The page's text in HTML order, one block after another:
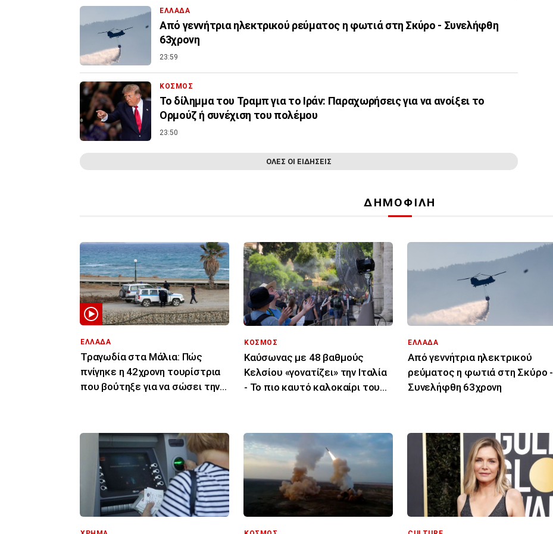
ΕΛΛΑΔΑ
Από γεννήτρια ηλεκτρικού ρεύματος η φωτιά στη Σκύρο - Συνελήφθη
63χρονη
23:59
ΚΟΣΜΟΣ
Το δίλημμα του Τραμπ για το Ιράν: Παραχωρήσεις για να ανοίξει το
Ορμούζ ή συνέχιση του πολέμου
23:50
ΟΛΕΣ ΟΙ ΕΙΔΗΣΕΙΣ
ΔΗΜΟΦΙΛΗ
ΕΛΛΑΔΑ
Τραγωδία στα Μάλια: Πώς
πνίγηκε η 42χρονη τουρίστρια
που βούτηξε για να σώσει την
ΚΟΣΜΟΣ
Καύσωνας με 48 βαθμούς
Κελσίου «γονατίζει» την Ιταλία
- Το πιο καυτό καλοκαίρι του
ΕΛΛΑΔΑ
Από γεννήτρια ηλεκτρικού
ρεύματος η φωτιά στη Σκύρο -
Συνελήφθη 63χρονη